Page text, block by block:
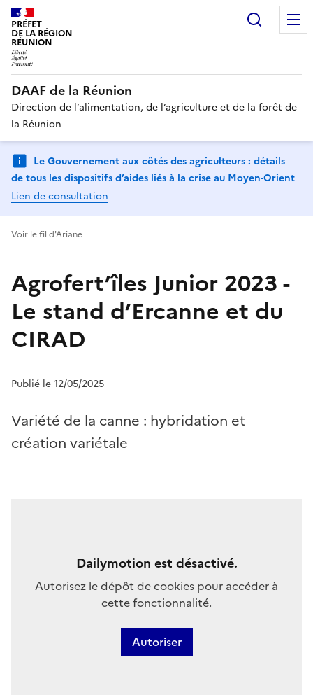
Panneau de gestion des cookies
PRÉFET
DE LA RÉGION
RÉUNION
DAAF de la Réunion
Direction de l’alimentation, de l’agriculture et de la forêt de
la Réunion
Le Gouvernement aux côtés des agriculteurs : détails
de tous les dispositifs d’aides liés à la crise au Moyen-Orient
Lien de consultation
Voir le fil d'Ariane
Agrofert’îles Junior 2023 -
Le stand d’Ercanne et du
CIRAD
Publié le 12/05/2025
Variété de la canne : hybridation et
création variétale
Dailymotion est désactivé.
Autorisez le dépôt de cookies pour accéder à
cette fonctionnalité.
Autoriser